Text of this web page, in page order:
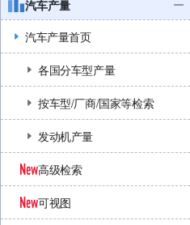
汽车产量
汽车产量首页
各国分车型产量
按车型/厂商/国家等检索
发动机产量
高级检索
可视图